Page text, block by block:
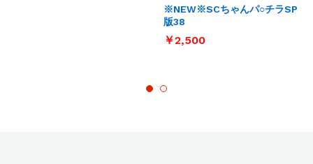
※NEW※SCちゃんパ○チラSP
版38
￥2,500